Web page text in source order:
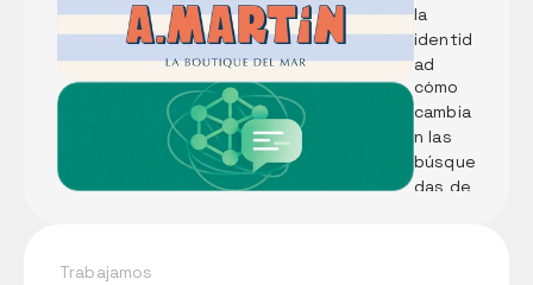
el alma
la
identid
ad
visual
de
Pescad
ería A.
Martín
LLMs:
Qué
son y
cómo
cambia
n las
búsque
das de
Trabajamos